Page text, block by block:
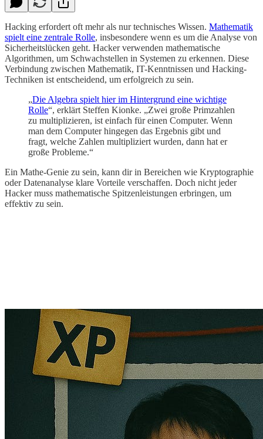
Hacking erfordert oft mehr als nur technisches Wissen. Mathematik
spielt eine zentrale Rolle, insbesondere wenn es um die Analyse von
Sicherheitslücken geht. Hacker verwenden mathematische
Algorithmen, um Schwachstellen in Systemen zu erkennen. Diese
Verbindung zwischen Mathematik, IT-Kenntnissen und Hacking-
Techniken ist entscheidend, um erfolgreich zu sein.
„Die Algebra spielt hier im Hintergrund eine wichtige
Rolle“, erklärt Steffen Kionke. „Zwei große Primzahlen
zu multiplizieren, ist einfach für einen Computer. Wenn
man dem Computer hingegen das Ergebnis gibt und
fragt, welche Zahlen multipliziert wurden, dann hat er
große Probleme.“
Ein Mathe-Genie zu sein, kann dir in Bereichen wie Kryptographie
oder Datenanalyse klare Vorteile verschaffen. Doch nicht jeder
Hacker muss mathematische Spitzenleistungen erbringen, um
effektiv zu sein.